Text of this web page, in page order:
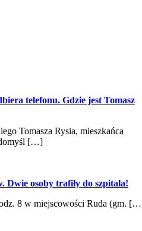
telefonu. Gdzie jest Tomasz
Tomasza Rysia, mieszkańca
[…]
Dwie osoby trafiły do szpitala!
8 w miejscowości Ruda (gm.